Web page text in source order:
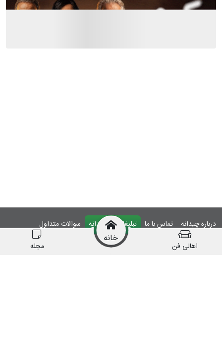
مجله
خانه
اهالی فن
درباره چیدانه تماس با ما تبلیغات در چیدانه
سوالات متداول
ورود